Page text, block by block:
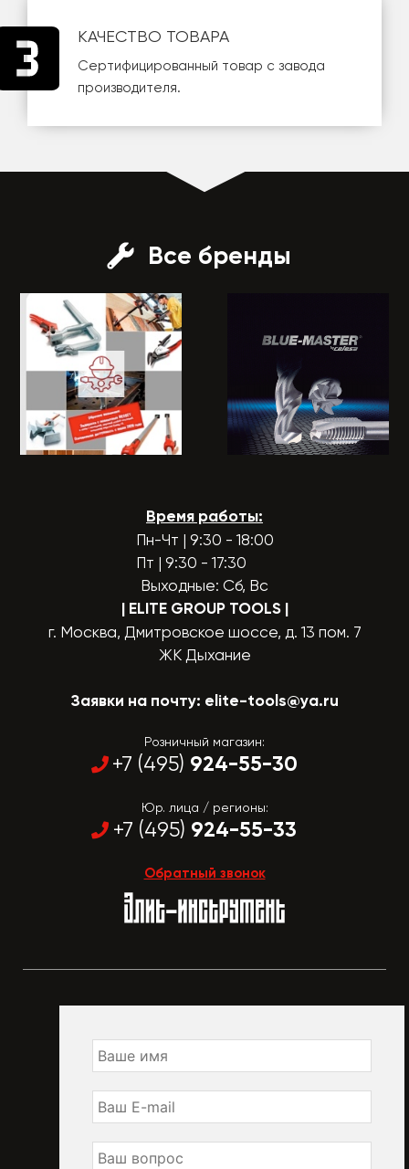
КАЧЕСТВО ТОВАРА
Сертифицированный товар с завода
производителя.
Все бренды
Время работы:
Пн-Чт | 9:30 - 18:00
Пт | 9:30 - 17:30
Выходные: Сб, Вс
| ELITE GROUP TOOLS |
г. Москва, Дмитровское шоссе, д. 13 пом. 7
ЖК Дыхание
Заявки на почту: elite-tools@ya.ru
Розничный магазин:
+7 (495) 924-55-30
Юр. лица / регионы:
+7 (495) 924-55-33
Обратный звонок